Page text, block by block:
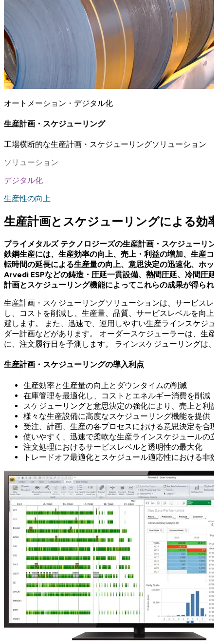
オートメーション・デジタル化
生産計画・スケジューリング
工場横断的な生産計画・スケジューリングソリューション
ソリューション
デジタル化
生産性の向上
生産計画とスケジューリングによる効
プライメタルズ テクノロジーズの生産計画・スケジューリ
鉄鋼生産には、生産効率の向上、売上・利益の増加、生産
転時間の延長による生産量の向上、意思決定の迅速化、ホ
Arvedi ESPなどの鋳造・圧延一貫設備、熱間圧延、冷間圧
計画とスケジューリング機能によってこれらの成果が得られ
生産計画・スケジューリングソリューションは、サービス
し、コストを削減し、生産量、品質、サービスレベルを向
避します。 また、迅速で、運用しやすい生産ラインスケジ
ダー計画などがあります。 オーダースケジューラーは、生
に、注文履行日を予測します。 ラインスケジューリングは
生産計画・スケジューリングの導入利点
生産効率と生産量の向上とダウンタイムの削減
在庫管理を最適化し、コストとエネルギー消費を削減
スケジューリングと意思決定の強化により、売上と利
様々な生産設備に高度なスケジューリング機能を提供
受注、計画、生産の各プロセスにおける意思決定を合
使いやすく、迅速で柔軟な生産ラインスケジュールの
注文処理におけるサービスレベルと透明性の最大化
トレードオフ最適化とスケジュール適応性における非